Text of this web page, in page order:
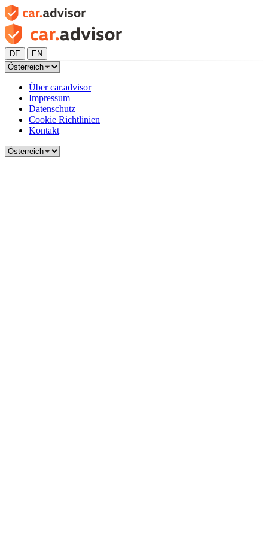
DE | EN
Über car.advisor
Impressum
Datenschutz
Cookie Richtlinien
Kontakt